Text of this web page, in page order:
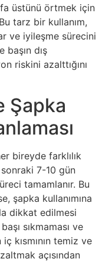
üstünü örtmek için
tarz bir kullanım,
ve iyileşme sürecini
başın dış
riskini azalttığını
Şapka
bireyde farklılık
7-10 gün
tamamlanır. Bu
şapka kullanımına
dikkat edilmesi
sıkmaması ve
kısmının temiz ve
açısından